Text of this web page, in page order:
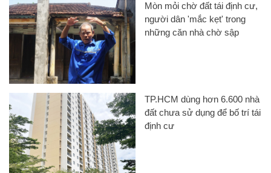
Mòn mỏi chờ đất tái định cư,
người dân 'mắc kẹt' trong
những căn nhà chờ sập
TP.HCM dùng hơn 6.600 nhà
đất chưa sử dụng để bố trí tái
định cư